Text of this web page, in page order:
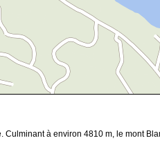
à environ 4810 m, le mont